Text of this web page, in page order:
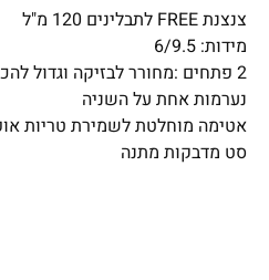
צנצנת FREE לתבלינים 120 מ"ל
מידות: 6/9.5
2 פתחים :מחורר לבזיקה וגדול להכנסת כפית
נערמות אחת על השניה
אטימה מוחלטת לשמירת טריות
סט מדבקות מתנה